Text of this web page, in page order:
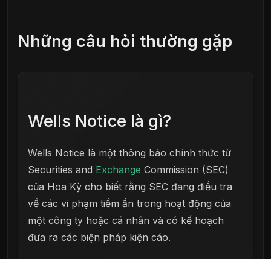
Những câu hỏi thường gặp
Wells Notice là gì?
Wells Notice là một thông báo chính thức từ
Securities and Exchange Commission (SEC)
của Hoa Kỳ cho biết rằng SEC đang điều tra
về các vi phạm tiềm ẩn trong hoạt động của
một công ty hoặc cá nhân và có kế hoạch
đưa ra các biện pháp kiện cáo.